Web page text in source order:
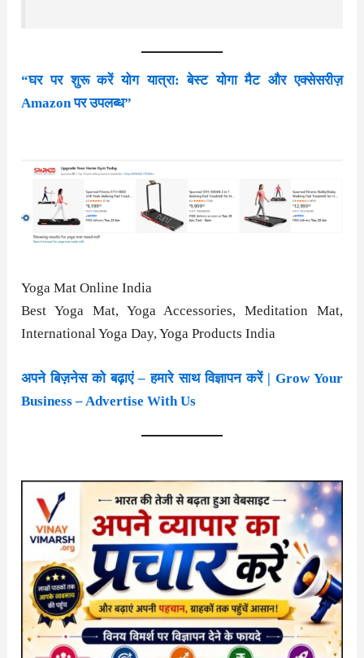
“घर पर शुरू करें योग यात्रा: बेस्ट योगा मैट और एक्सेसरीज़
Amazon पर उपलब्ध”
Yoga Mat Online India
Best Yoga Mat, Yoga Accessories, Meditation Mat,
International Yoga Day, Yoga Products India
अपने बिज़नेस को बढ़ाएं – हमारे साथ विज्ञापन करें | Grow Your
Business – Advertise With Us